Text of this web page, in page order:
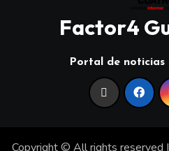
Factor4
Portal de noticias
Copyright © All rights reserved |